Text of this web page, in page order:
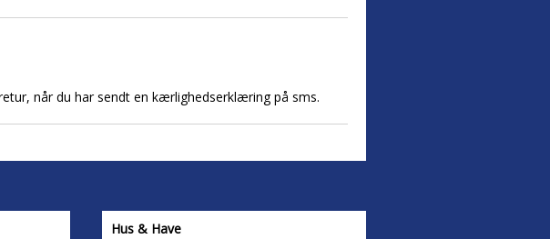
når du har sendt en kærlighedserklæring på sms.
Hus & Have